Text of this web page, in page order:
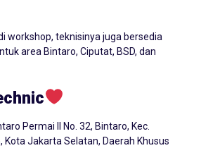
workshop, teknisinya juga bersedia
area Bintaro, Ciputat, BSD, dan
Permai II No. 32, Bintaro, Kec.
Kota Jakarta Selatan, Daerah Khusus